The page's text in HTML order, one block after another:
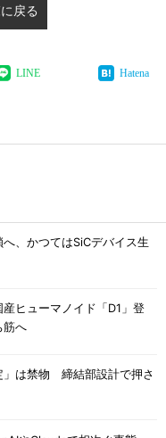
戻る
LINE Hatena
、かつてはSiCデバイス生
ヒューマノイド「D1」登
筋へ
」は禁物 締結部設計で押さ